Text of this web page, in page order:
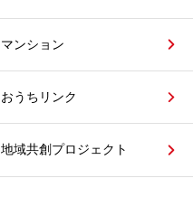
マンション
おうちリンク
地域共創プロジェクト